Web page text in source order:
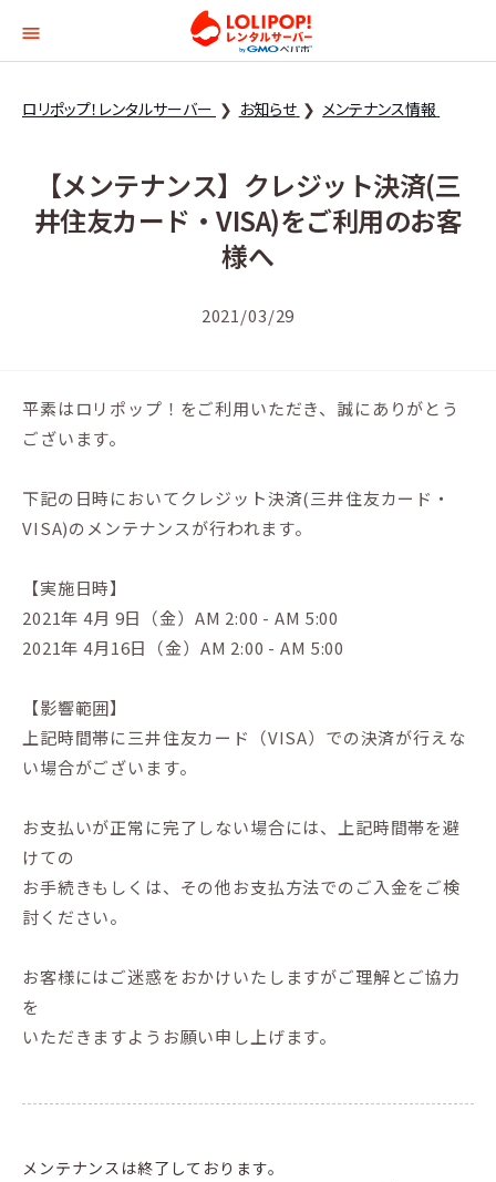
ロリポップ！レンタル
ロリポップ！レンタルサーバー お知らせ メンテナンス情報
【メンテナンス】クレジット決済(三
井住友カード・VISA)をご利用のお客
様へ
2021/03/29
平素はロリポップ！をご利用いただき、誠にありがとう
ございます。
下記の日時においてクレジット決済(三井住友カード・
VISA)のメンテナンスが行われます。
【実施日時】
2021年 4月 9日（金）AM 2:00 - AM 5:00
2021年 4月16日（金）AM 2:00 - AM 5:00
【影響範囲】
上記時間帯に三井住友カード（VISA）での決済が行えな
い場合がございます。
お支払いが正常に完了しない場合には、上記時間帯を避
けての
お手続きもしくは、その他お支払方法でのご入金をご検
討ください。
お客様にはご迷惑をおかけいたしますがご理解とご協力
を
いただきますようお願い申し上げます。
メンテナンスは終了しております。